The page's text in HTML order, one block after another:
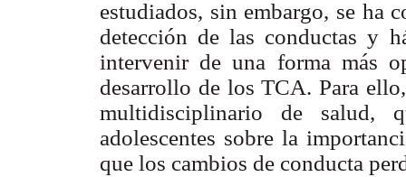
estudiados, sin embargo, se ha
detección de las conductas y
intervenir de una forma más
desarrollo de los TCA. Para
multidisciplinario de
adolescentes sobre la
que los cambios de conducta